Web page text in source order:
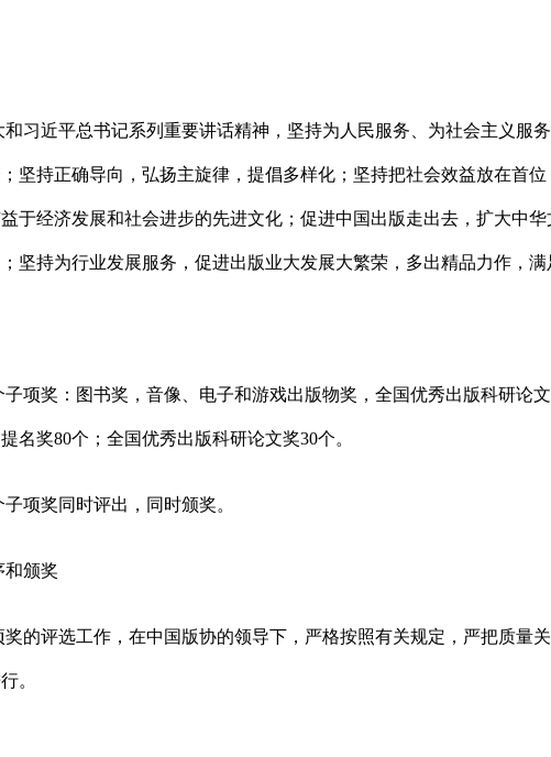
习近平总书记系列重要讲话精神，坚持为人民服务、为社会主义服
坚持正确导向，弘扬主旋律，提倡多样化；坚持把社会效益放在首
于经济发展和社会进步的先进文化；促进中国出版走出去，扩大中
坚持为行业发展服务，促进出版业大发展大繁荣，多出精品力作，满
项奖：图书奖，音像、电子和游戏出版物奖，全国优秀出版科研论
名奖80个；全国优秀出版科研论文奖30个。
项奖同时评出，同时颁奖。
和颁奖
的评选工作，在中国版协的领导下，严格按照有关规定，严把质量
。